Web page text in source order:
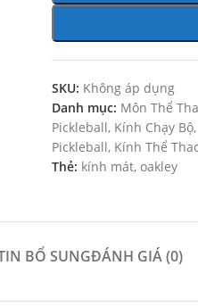
SKU: Không áp dụng
Danh mục: Môn Thể
Pickleball, Kính Chạy Bộ,
Pickleball, Kính Thể
Thẻ: kính mát, oakley
BỔ SUNGĐÁNH GIÁ (0)